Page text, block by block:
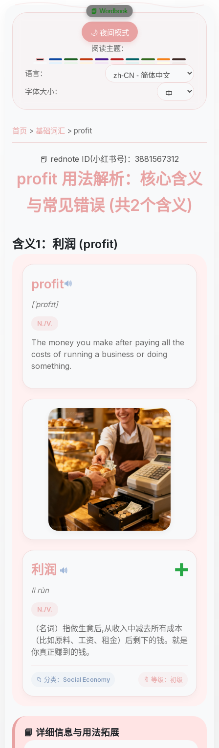
🌙 夜间模式
阅读主题：
语言：
字体大小：
首页 > 基础词汇 > profit
📕 rednote ID(小红书号)：3881567312
profit 用法解析：核心含义
与常见错误 (共2个含义)
含义1：利润 (profit)
profit🔊
[ˈprɒfɪt]
N./V.
The money you make after paying all the
costs of running a business or doing
something.
利润 🔊 ➕
lì rùn
N./V.
（名词）指做生意后,从收入中减去所有成本
（比如原料、工资、租金）后剩下的钱。就是
你真正赚到的钱。
📁 分类：Social Economy 🔖 等级：初级
📘 详细信息与用法拓展
📘 Wordbook